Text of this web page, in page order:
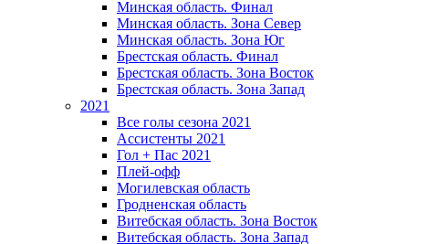
Mинская область. Финал
Минская область. Зона Север
Минская область. Зона Юг
Брестская область. Финал
Брестская область. Зона Восток
Брестская область. Зона Запад
2021
Все голы сезона 2021
Ассистенты 2021
Гол + Пас 2021
Плей-офф
Могилевская область
Гродненская область
Витебская область. Зона Восток
Витебская область. Зона Запад